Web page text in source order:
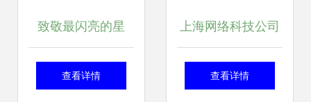
致敬最闪亮的星
2020年度上海市科
查看详情
上海网络科技公司
巡礼 互联网大数据
查看详情